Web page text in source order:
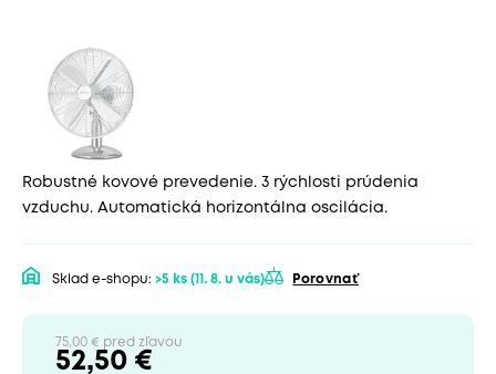
Robustné kovové prevedenie. 3 rýchlosti prúdenia
vzduchu. Automatická horizontálna oscilácia.
Sklad e-shopu: >5 ks (11. 8. u vás) Porovnať
75,00 € pred zľavou
52,50 €